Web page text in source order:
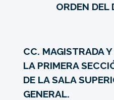
ORDEN
CC. MAGISTRADA
LA PRIMERA
DE LA SALA
GENERAL.